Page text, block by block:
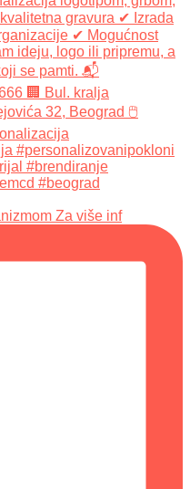
Za više inf